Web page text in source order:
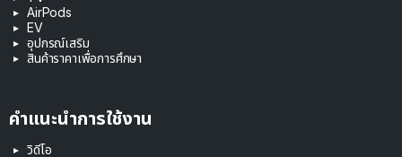
AirPods
EV
อุปกรณ์เสริม
สินค้าราคาเพื่อการศึกษา
คำแนะนำการใช้งาน
วิดีโอ